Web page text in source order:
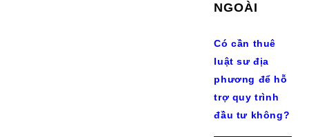
NGOÀI
Có cần thuê
luật sư địa
phương để hỗ
trợ quy trình
đầu tư không?